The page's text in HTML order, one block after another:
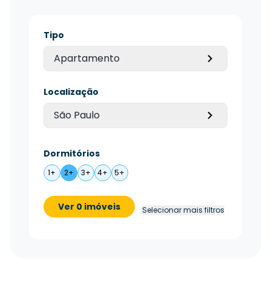
Tipo
Apartamento
Localização
São Paulo
Dormitórios
1+ 2+ 3+ 4+ 5+
Ver 0 imóveis Selecionar mais filtros